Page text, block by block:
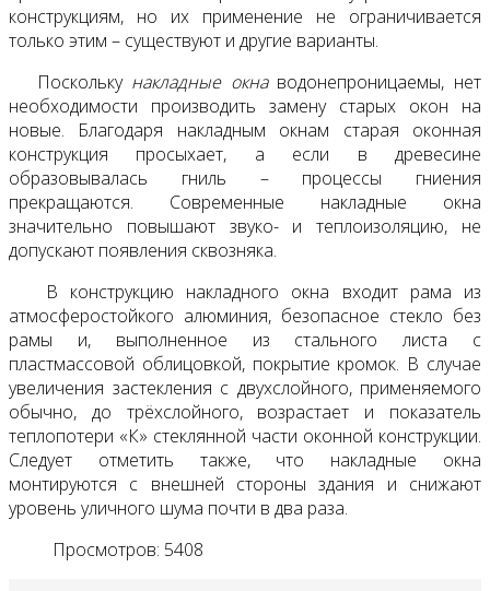
конструкциям, но их применение не ограничивается
только этим – существуют и другие варианты.
Поскольку накладные окнаводонепроницаемы, нет
необходимости производить замену старых окон на
новые. Благодаря накладным окнам старая оконная
конструкция просыхает, а если в древесине
образовывалась гниль – процессы гниения
прекращаются. Современные накладные окна
значительно повышают звуко- и теплоизоляцию, не
допускают появления сквозняка.
В конструкцию накладного окна входит рама из
атмосферостойкого алюминия, безопасное стекло без
рамы и, выполненное из стального листа с
пластмассовой облицовкой, покрытие кромок. В случае
увеличения застекления с двухслойного, применяемого
обычно, до трёхслойного, возрастает и показатель
теплопотери «К» стеклянной части оконной конструкции.
Следует отметить также, что накладные окна
монтируются с внешней стороны здания и снижают
уровень уличного шума почти в два раза.
Просмотров: 5408